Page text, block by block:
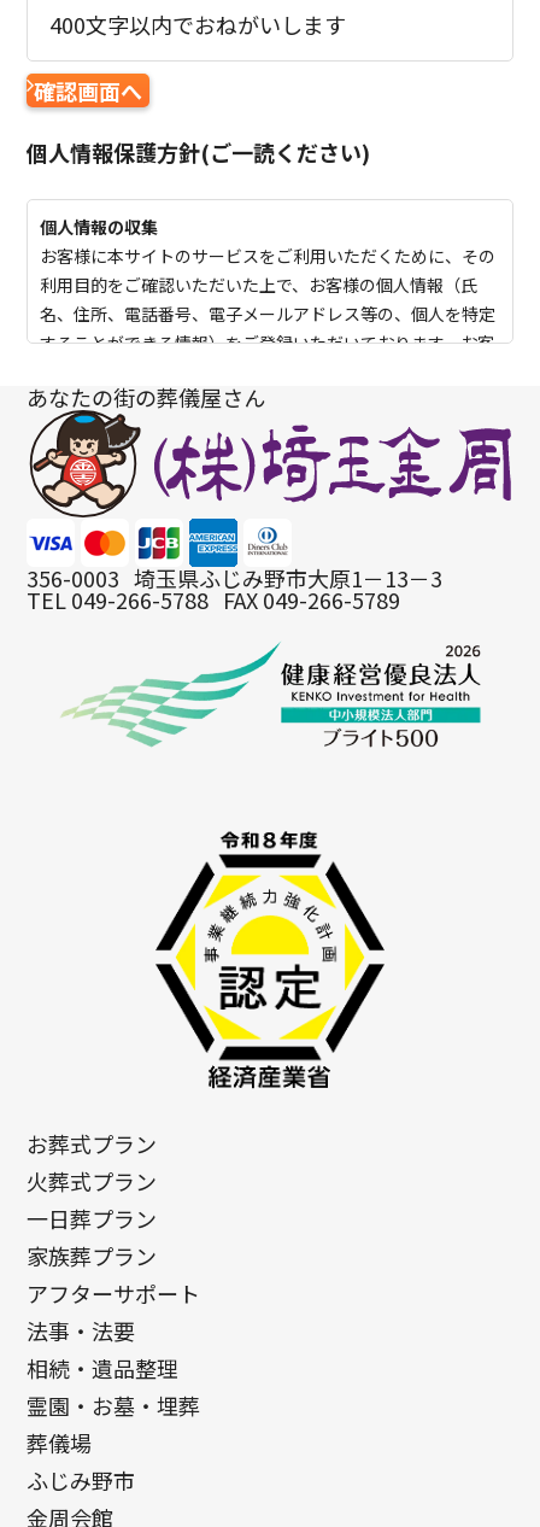
400文字以内でおねがいします
個人情報保護方針(ご一読ください)
個人情報の収集
お客様に本サイトのサービスをご利用いただくために、その
利用目的をご確認いただいた上で、お客様の個人情報（氏
名、住所、電話番号、電子メールアドレス等の、個人を特定
することができる情報）をご登録いただいております。お客
失、破壊、及び漏洩等が起きぬよう、弊社で厳重に管理いた
します。
個人情報の利用方法について
ご登録いただいた個人情報は、弊社からより良いサービスを
提供するために利用しています。
商品のお届け、ご請求の対応、電子メールでの情報提供、ニ
ュースレター、各種キャンペーンのご案内などの目的で使用
いたします。
お客様が当サイトにアクセスされる際、「Cookie（クッキ
ー）」を使用してお客様のコンピュータを識別します。
Cookie（クッキー）は、お客様が当サイトを閲覧する際、
より便利にご利用いただくために使用しております。決して
ご登録いただいた個人情報は厳重に管理され、以下の場合を
除き、登録いただいたご本人の了承なく第三者に開示するこ
とはありません。お客様のサイト上の行為が第三者に不利益
を及ぼすと当社が判断した場合これには詐欺被害、信用リス
ク対策の企業との情報交換も含まれます。裁判所、検察庁、
警察、これらに順ずる公的機関から要請された場合、人の生
命、身体及び財産等に対する差し迫った危険があり、緊急の
個人情報の確認・訂正・削除について
確認および変更・削除などを希望される場合には、お客様の
意思 を尊重し、合理的な範囲で必要な対応をさせていただき
ます。
プライバシーポリシーに関するお問い合わせは
お願いいたします。お客様ご本人のお問い合わせに限り、合
理的な範囲で対応いたします。
あなたの街の葬儀屋さん
356-0003 埼玉県ふじみ野市大原1－13－3
TEL 049-266-5788 FAX 049-266-5789
お葬式プラン
火葬式プラン
一日葬プラン
家族葬プラン
アフターサポート
法事・法要
相続・遺品整理
霊園・お墓・埋葬
葬儀場
ふじみ野市
金周会館